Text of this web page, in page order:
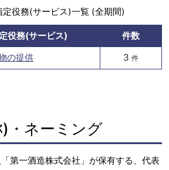
定役務(サービス)一覧 (全期間)
役務(サービス)
件数
の提供
3 件
・ネーミング
第一酒造株式会社」が保有する、代表